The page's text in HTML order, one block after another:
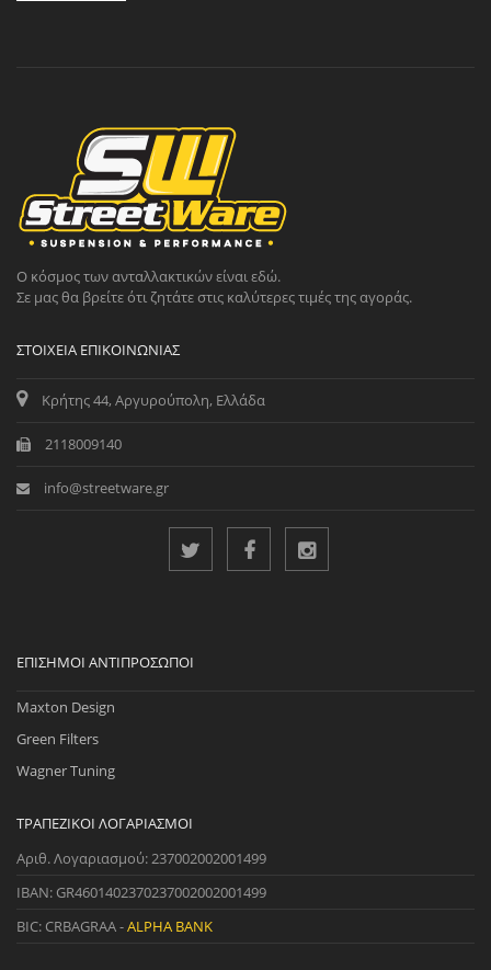
Ο κόσμος των ανταλλακτικών είναι εδώ.
Σε μας θα βρείτε ότι ζητάτε στις καλύτερες τιμές της αγοράς.
ΣΤΟΙΧΕΊΑ ΕΠΙΚΟΙΝΩΝΊΑΣ
Κρήτης 44, Αργυρούπολη, Ελλάδα
2118009140
info@streetware.gr
ΕΠΊΣΗΜΟΙ ΑΝΤΙΠΡΌΣΩΠΟΙ
Maxton Design
Green Filters
Wagner Tuning
ΤΡΑΠΕΖΙΚΟΊ ΛΟΓΑΡΙΑΣΜΟΊ
Αριθ. Λογαριασμού: 237002002001499
IBAN: GR4601402370237002002001499
BIC: CRBAGRAA -ALPHA BANK